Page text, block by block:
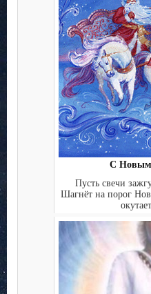
С Новым
Пусть свечи
Шагнёт на порог